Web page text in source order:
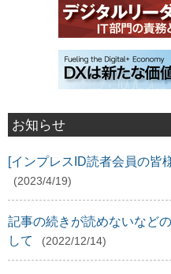
お知らせ
[インプレスID読者会員の皆
(2023/4/19)
記事の続きが読めないなど
して
(2022/12/14)